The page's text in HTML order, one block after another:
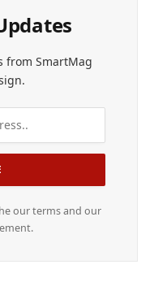
from SmartMag
our terms and our